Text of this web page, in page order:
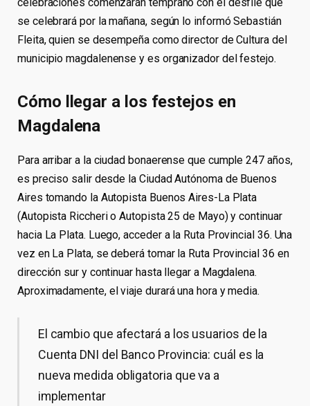
se celebrará por la mañana, según lo informó Sebastián
Fleita, quien se desempeña como director de Cultura del
municipio magdalenense y es organizador del festejo.
Cómo llegar a los festejos en
Magdalena
Para arribar a la ciudad bonaerense que cumple 247 años,
es preciso salir desde la Ciudad Autónoma de Buenos
Aires tomando la Autopista Buenos Aires-La Plata
(Autopista Riccheri o Autopista 25 de Mayo) y continuar
hacia La Plata. Luego, acceder a la Ruta Provincial 36. Una
vez en La Plata, se deberá tomar la Ruta Provincial 36 en
dirección sur y continuar hasta llegar a Magdalena.
Aproximadamente, el viaje durará una hora y media.
El cambio que afectará a los usuarios de la
Cuenta DNI del Banco Provincia: cuál es la
nueva medida obligatoria que va a
implementar